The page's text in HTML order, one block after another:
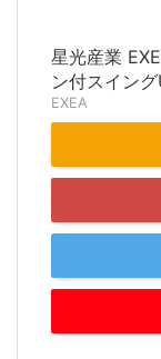
星光産業
ン付スイン
EXEA